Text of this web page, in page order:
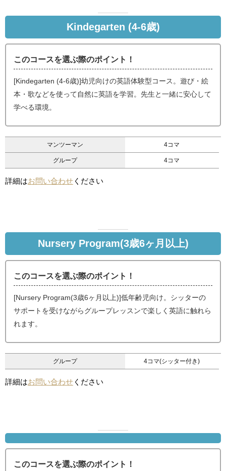
Kindegarten (4-6歳)
このコースを選ぶ際のポイント！
[Kindegarten (4-6歳)]幼児向けの英語体験型コース。遊び・絵
本・歌などを使って自然に英語を学習。先生と一緒に安心して
学べる環境。
マンツーマン 4コマ
グループ 4コマ
詳細はお問い合わせ ください
Nursery Program(3歳6ヶ月以上)
このコースを選ぶ際のポイント！
[Nursery Program(3歳6ヶ月以上)]低年齢児向け。シッターの
サポートを受けながらグループレッスンで楽しく英語に触れら
れます。
グループ 4コマ(シッター付き)
詳細はお問い合わせ ください
このコースを選ぶ際のポイント！